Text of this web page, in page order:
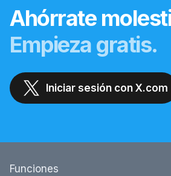
Ahórrate
Empieza gratis.
Iniciar sesión con X.com
Funciones